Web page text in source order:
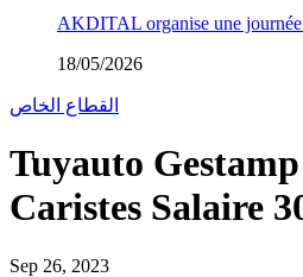
AKDITAL organise une journée
18/05/2026
القطاع الخاص
Tuyauto
Caristes Salaire
Sep 26, 2023